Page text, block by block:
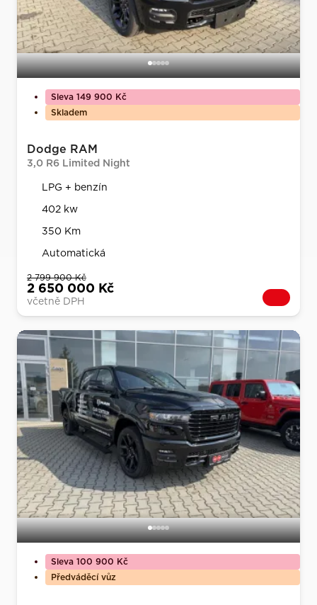
Sleva 149 900 Kč
Skladem
Dodge RAM
3,0 R6 Limited Night
LPG + benzín
402 kw
350 Km
Automatická
2 799 900 Kč
2 650 000 Kč
včetně DPH
Sleva 100 900 Kč
Předváděcí vůz